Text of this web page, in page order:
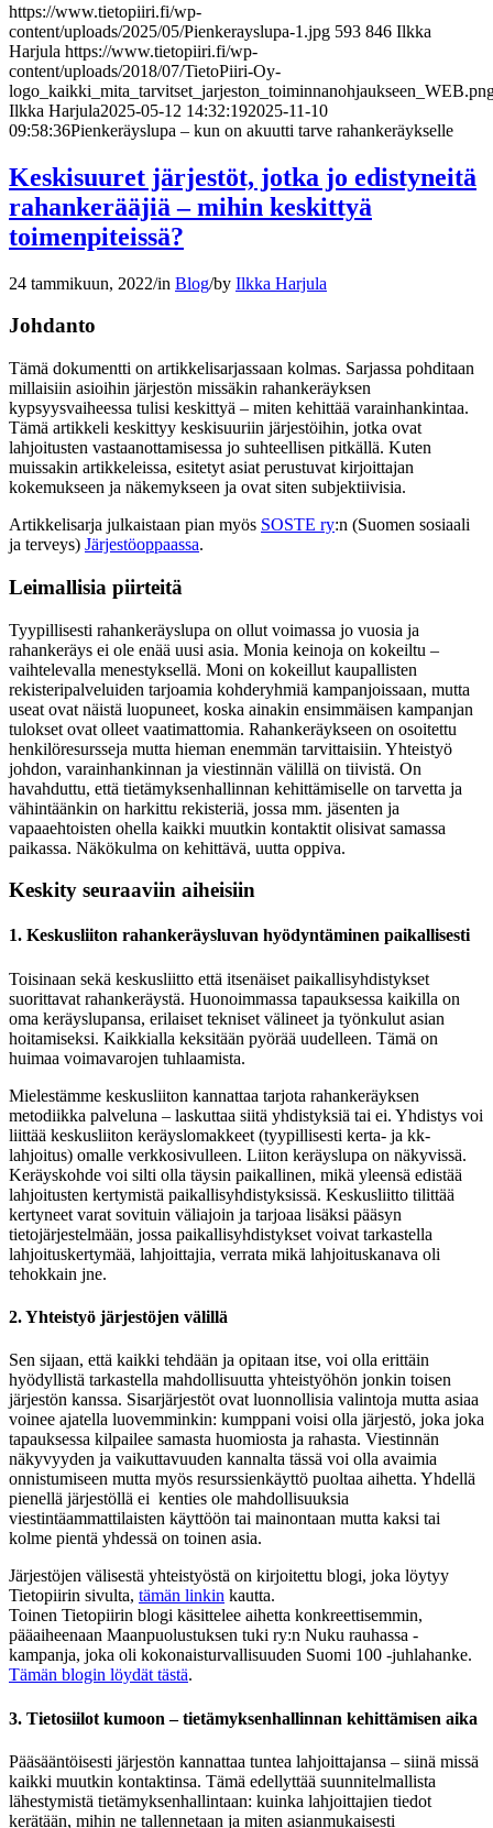
https://www.tietopiiri.fi/wp-
content/uploads/2025/05/Pienkerayslupa-1.jpg 593 846 Ilkka
Harjula https://www.tietopiiri.fi/wp-
content/uploads/2018/07/TietoPiiri-Oy-
Ilkka Harjula2025-05-12 14:32:192025-11-10
09:58:36Pienkeräyslupa – kun on akuutti tarve rahankeräykselle
Keskisuuret järjestöt, jotka jo edistyneitä
rahankerääjiä – mihin keskittyä
toimenpiteissä?
24 tammikuun, 2022/in Blog/by Ilkka Harjula
Johdanto
Tämä dokumentti on artikkelisarjassaan kolmas. Sarjassa pohditaan
millaisiin asioihin järjestön missäkin rahankeräyksen
kypsyysvaiheessa tulisi keskittyä – miten kehittää varainhankintaa.
Tämä artikkeli keskittyy keskisuuriin järjestöihin, jotka ovat
lahjoitusten vastaanottamisessa jo suhteellisen pitkällä. Kuten
muissakin artikkeleissa, esitetyt asiat perustuvat kirjoittajan
kokemukseen ja näkemykseen ja ovat siten subjektiivisia.
Artikkelisarja julkaistaan pian myös SOSTE ry:n (Suomen sosiaali
ja terveys) Järjestöoppaassa.
Leimallisia piirteitä
Tyypillisesti rahankeräyslupa on ollut voimassa jo vuosia ja
rahankeräys ei ole enää uusi asia. Monia keinoja on kokeiltu –
vaihtelevalla menestyksellä. Moni on kokeillut kaupallisten
rekisteripalveluiden tarjoamia kohderyhmiä kampanjoissaan, mutta
useat ovat näistä luopuneet, koska ainakin ensimmäisen kampanjan
tulokset ovat olleet vaatimattomia. Rahankeräykseen on osoitettu
henkilöresursseja mutta hieman enemmän tarvittaisiin. Yhteistyö
johdon, varainhankinnan ja viestinnän välillä on tiivistä. On
havahduttu, että tietämyksenhallinnan kehittämiselle on tarvetta ja
vähintäänkin on harkittu rekisteriä, jossa mm. jäsenten ja
vapaaehtoisten ohella kaikki muutkin kontaktit olisivat samassa
paikassa. Näkökulma on kehittävä, uutta oppiva.
Keskity seuraaviin aiheisiin
1. Keskusliiton rahankeräysluvan hyödyntäminen paikallisesti
Toisinaan sekä keskusliitto että itsenäiset paikallisyhdistykset
suorittavat rahankeräystä. Huonoimmassa tapauksessa kaikilla on
oma keräyslupansa, erilaiset tekniset välineet ja työnkulut asian
hoitamiseksi. Kaikkialla keksitään pyörää uudelleen. Tämä on
huimaa voimavarojen tuhlaamista.
Mielestämme keskusliiton kannattaa tarjota rahankeräyksen
metodiikka palveluna – laskuttaa siitä yhdistyksiä tai ei. Yhdistys voi
liittää keskusliiton keräyslomakkeet (tyypillisesti kerta- ja kk-
lahjoitus) omalle verkkosivulleen. Liiton keräyslupa on näkyvissä.
Keräyskohde voi silti olla täysin paikallinen, mikä yleensä edistää
lahjoitusten kertymistä paikallisyhdistyksissä. Keskusliitto tilittää
kertyneet varat sovituin väliajoin ja tarjoaa lisäksi pääsyn
tietojärjestelmään, jossa paikallisyhdistykset voivat tarkastella
lahjoituskertymää, lahjoittajia, verrata mikä lahjoituskanava oli
tehokkain jne.
2. Yhteistyö järjestöjen välillä
Sen sijaan, että kaikki tehdään ja opitaan itse, voi olla erittäin
hyödyllistä tarkastella mahdollisuutta yhteistyöhön jonkin toisen
järjestön kanssa. Sisarjärjestöt ovat luonnollisia valintoja mutta asiaa
voinee ajatella luovemminkin: kumppani voisi olla järjestö, joka joka
tapauksessa kilpailee samasta huomiosta ja rahasta. Viestinnän
näkyvyyden ja vaikuttavuuden kannalta tässä voi olla avaimia
onnistumiseen mutta myös resurssienkäyttö puoltaa aihetta. Yhdellä
pienellä järjestöllä ei kenties ole mahdollisuuksia
viestintäammattilaisten käyttöön tai mainontaan mutta kaksi tai
kolme pientä yhdessä on toinen asia.
Järjestöjen välisestä yhteistyöstä on kirjoitettu blogi, joka löytyy
Tietopiirin sivulta, tämän linkin kautta.
Toinen Tietopiirin blogi käsittelee aihetta konkreettisemmin,
pääaiheenaan Maanpuolustuksen tuki ry:n Nuku rauhassa -
kampanja, joka oli kokonaisturvallisuuden Suomi 100 -juhlahanke.
Tämän blogin löydät tästä.
3. Tietosiilot kumoon – tietämyksenhallinnan kehittämisen aika
Pääsääntöisesti järjestön kannattaa tuntea lahjoittajansa – siinä missä
kaikki muutkin kontaktinsa. Tämä edellyttää suunnitelmallista
lähestymistä tietämyksenhallintaan: kuinka lahjoittajien tiedot
kerätään, mihin ne tallennetaan ja miten asianmukaisesti